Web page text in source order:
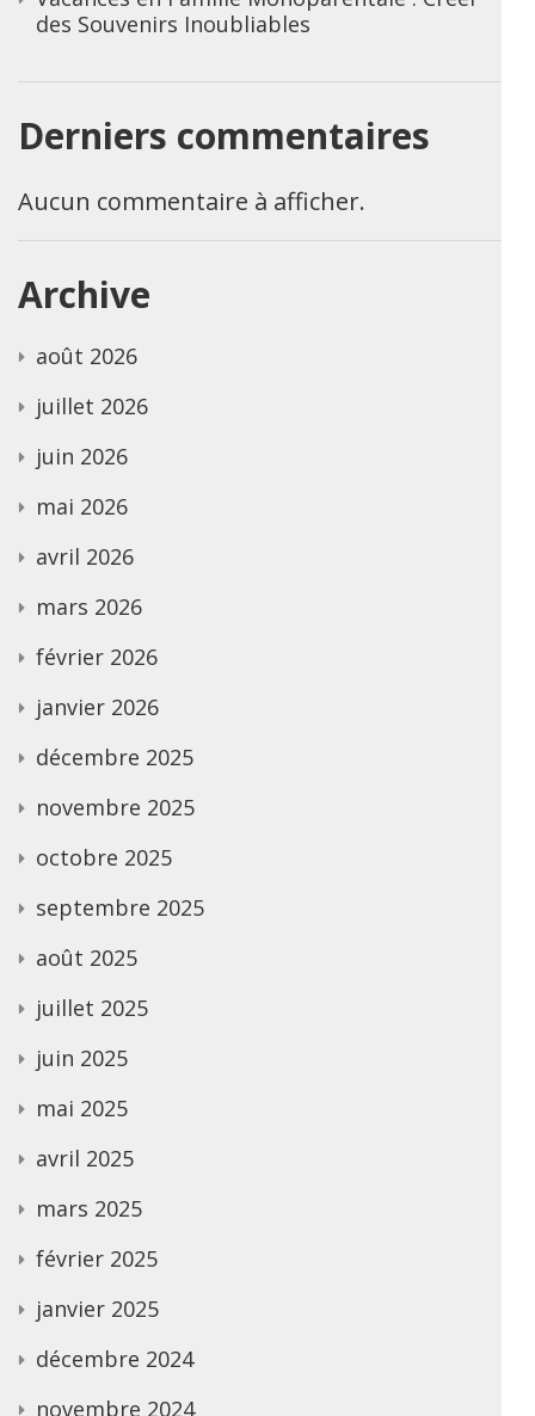
des Souvenirs Inoubliables
Derniers commentaires
Aucun commentaire à afficher.
Archive
août 2026
juillet 2026
juin 2026
mai 2026
avril 2026
mars 2026
février 2026
janvier 2026
décembre 2025
novembre 2025
octobre 2025
septembre 2025
août 2025
juillet 2025
juin 2025
mai 2025
avril 2025
mars 2025
février 2025
janvier 2025
décembre 2024
novembre 2024